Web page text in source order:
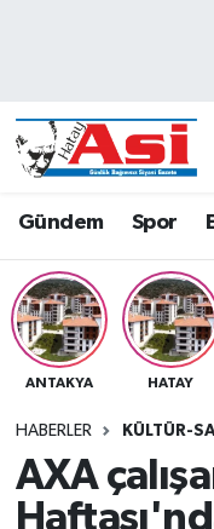
Gündem Spor
ANTAKYA HATAY
HABERLER KÜLTÜR-
AXA
Dünya
Eğitim
Ekonomi
Gündem
Sağlık
Siyaset
Hava Durumu
Namaz
Trafik Durumu
Süper Lig
Son Dakika
Haber Arşivi